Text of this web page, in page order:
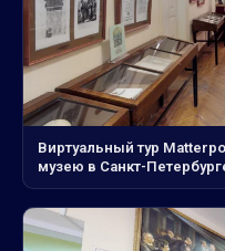
Виртуальный тур
музею в Санкт-